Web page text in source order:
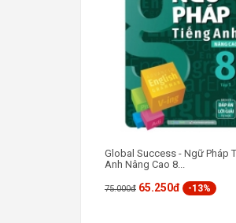
Global Success - Ngữ Pháp
Anh Nâng Cao 8...
75.000đ 65.250đ -13%